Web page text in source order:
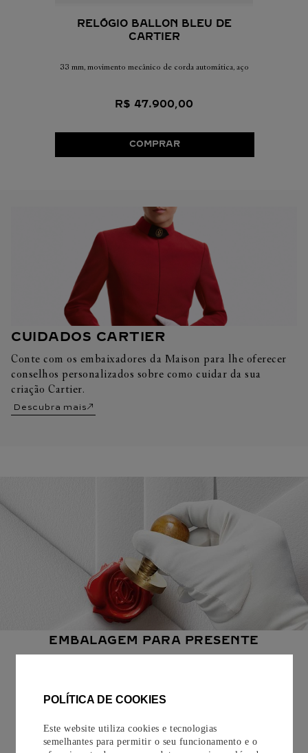
POLÍTICA DE COOKIES
Este website utiliza cookies e tecnologias
semelhantes para permitir o seu funcionamento e o
RELÓGIO BALLON BLEU DE
CARTIER
33 mm, movimento mecânico de corda automática, aço
R$ 47.900,00
COMPRAR
CUIDADOS CARTIER
Conte com os embaixadores da Maison para lhe oferecer
conselhos personalizados sobre como cuidar da sua
criação Cartier.
Descubra mais
EMBALAGEM PARA PRESENTE
opção de adicionar um cartão personalizado.
Saiba mais